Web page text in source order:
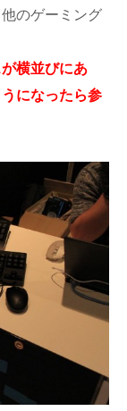
のゲーミング
横並びにあ
になったら参